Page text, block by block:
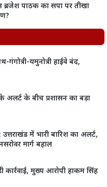
ब्रजेश पाठक का सपा पर तीखा
गंगोत्री-यमुनोत्री हाईवे बंद,
अलर्ट के बीच प्रशासन का बड़ा
में भारी बारिश का अलर्ट,
मार्ग बहाल
कार्रवाई, मुख्य आरोपी हाकम सिंह